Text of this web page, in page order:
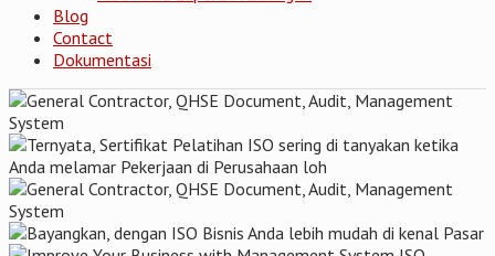
Blog
Contact
Dokumentasi